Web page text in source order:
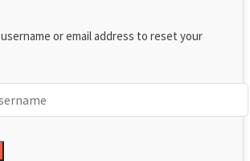
or email address to reset your